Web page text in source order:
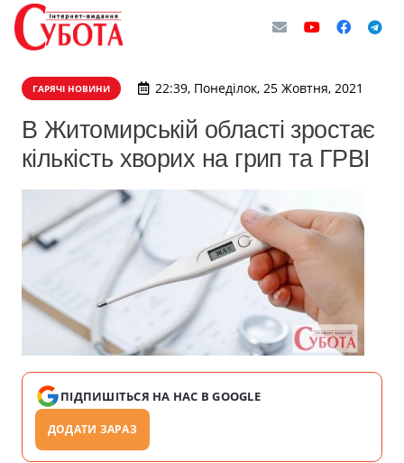
ГАРЯЧІ НОВИНИ 22:39, Понеділок, 25 Жовтня, 2021
В Житомирській області зростає
кількість хворих на грип та ГРВІ
ПІДПИШІТЬСЯ НА НАС В GOOGLE
ДОДАТИ ЗАРАЗ